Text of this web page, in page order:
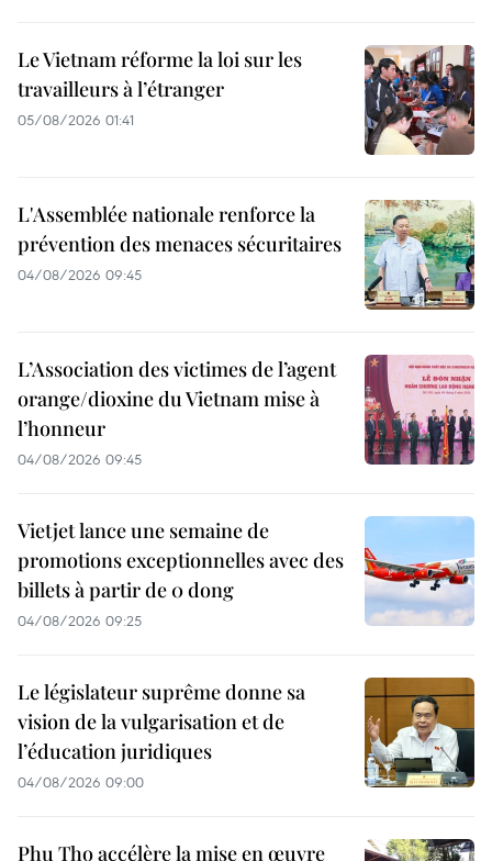
Le Vietnam réforme la loi sur les
travailleurs à l’étranger
05/08/2026 01:41
L'Assemblée nationale renforce la
prévention des menaces sécuritaires
04/08/2026 09:45
L’Association des victimes de l’agent
orange/dioxine du Vietnam mise à
l’honneur
04/08/2026 09:45
Vietjet lance une semaine de
promotions exceptionnelles avec des
billets à partir de 0 dong
04/08/2026 09:25
Le législateur suprême donne sa
vision de la vulgarisation et de
l’éducation juridiques
04/08/2026 09:00
Phu Tho accélère la mise en œuvre